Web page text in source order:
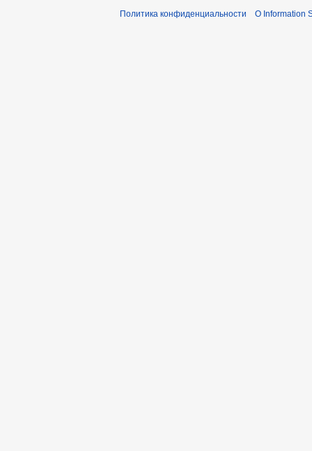
Политика конфиденциальности О Information